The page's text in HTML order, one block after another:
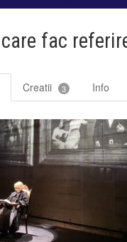
fac
Creatii 3 Info